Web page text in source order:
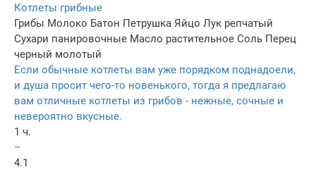
Котлеты грибные
Грибы Молоко Батон Петрушка Яйцо Лук репчатый
Сухари панировочные Масло растительное Соль Перец
черный молотый
Если обычные котлеты вам уже порядком поднадоели,
и душа просит чего-то новенького, тогда я предлагаю
вам отличные котлеты из грибов - нежные, сочные и
невероятно вкусные.
1 ч.
–
4.1